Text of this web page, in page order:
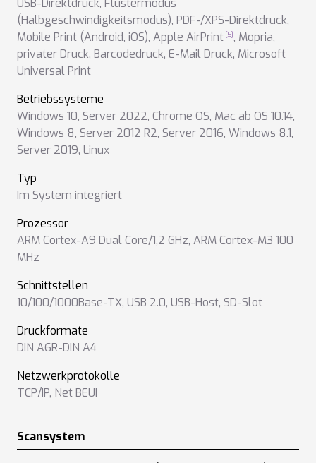
USB-Direktdruck, Flüstermodus
(Halbgeschwindigkeitsmodus), PDF-/XPS-Direktdruck,
Mobile Print (Android, iOS), Apple AirPrint , Mopria,
privater Druck, Barcodedruck, E-Mail Druck, Microsoft
Universal Print
Betriebssysteme
Windows 10, Server 2022, Chrome OS, Mac ab OS 10.14,
Windows 8, Server 2012 R2, Server 2016, Windows 8.1,
Server 2019, Linux
Typ
Im System integriert
Prozessor
ARM Cortex-A9 Dual Core/1,2 GHz, ARM Cortex-M3 100
MHz
Schnittstellen
10/100/1000Base-TX, USB 2.0, USB-Host, SD-Slot
Druckformate
DIN A6R-DIN A4
Netzwerkprotokolle
TCP/IP, Net BEUI
Scansystem